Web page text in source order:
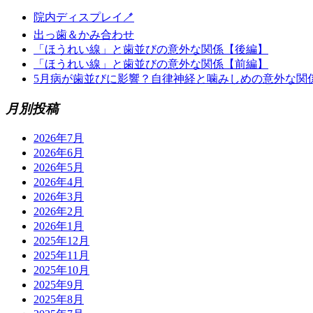
院内ディスプレイ🪥
出っ歯＆かみ合わせ
「ほうれい線」と歯並びの意外な関係【後編】
「ほうれい線」と歯並びの意外な関係【前編】
5月病が歯並びに影響？自律神経と噛みしめの意外な関
月別投稿
2026年7月
2026年6月
2026年5月
2026年4月
2026年3月
2026年2月
2026年1月
2025年12月
2025年11月
2025年10月
2025年9月
2025年8月